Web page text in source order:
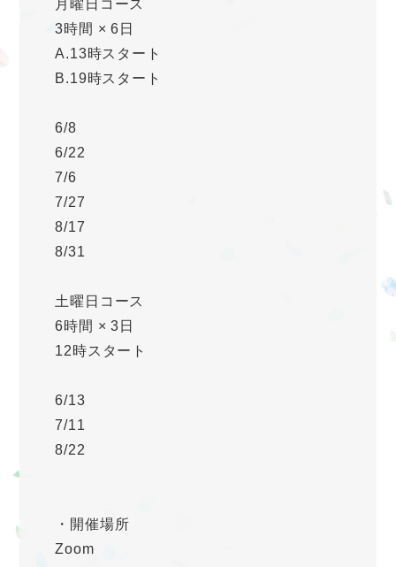
月曜日コース
3時間 × 6日
A.13時スタート
B.19時スタート
6/8
6/22
7/6
7/27
8/17
8/31
土曜日コース
6時間 × 3日
12時スタート
6/13
7/11
8/22
・開催場所
Zoom